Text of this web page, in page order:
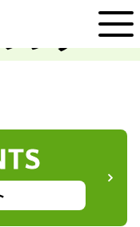
ンダー